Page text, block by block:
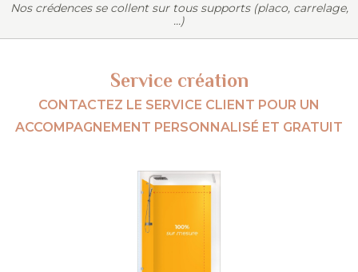
Nos crédences se collent sur tous supports (placo, carrelage,
...)
Service création
CONTACTEZ LE SERVICE CLIENT POUR UN
ACCOMPAGNEMENT PERSONNALISÉ ET GRATUIT